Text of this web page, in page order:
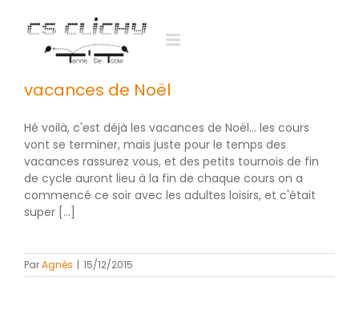
vacances de Noël
Hé voilà, c'est déjà les vacances de Noël... les cours
vont se terminer, mais juste pour le temps des
vacances rassurez vous, et des petits tournois de fin
de cycle auront lieu à la fin de chaque cours on a
commencé ce soir avec les adultes loisirs, et c'était
super [...]
ParAgnès | 15/12/2015